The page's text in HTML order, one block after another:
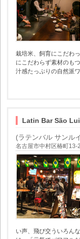
栽培米、飼育にこだわ
にこだわらず素材のも
汁感たっぷりの自然派
Latin Bar São
(ラテンバル サンル
名古屋市中村区椿町
い声、飛び交ういろん